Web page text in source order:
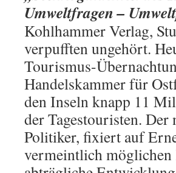
Umweltfragen –
Kohlhammer Verlag,
verpufften ungehört.
Tourismus-
Handelskammer für
den Inseln knapp 11
der Tagestouristen.
Politiker, fixiert auf
vermeintlich